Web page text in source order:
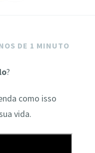
DE 1 MINUTO
?
como isso
vida.